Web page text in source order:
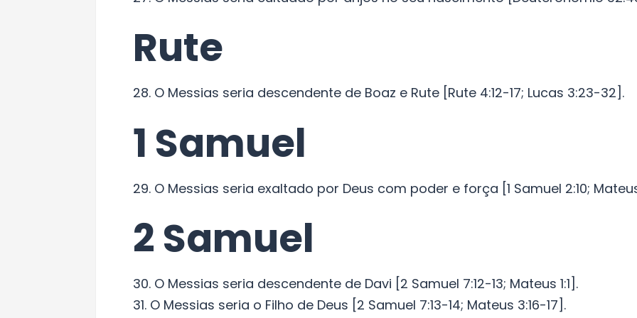
Rute
28. O Messias seria descendente de Boaz e Rute [Rute 4:12-17; Lucas 3:23-32].
1 Samuel
29. O Messias seria exaltado por Deus com poder e força [1 Samuel 2:10;
2 Samuel
30. O Messias seria descendente de Davi [2 Samuel 7:12-13; Mateus 1:1].
31. O Messias seria o Filho de Deus [2 Samuel 7:13-14; Mateus 3:16-17].